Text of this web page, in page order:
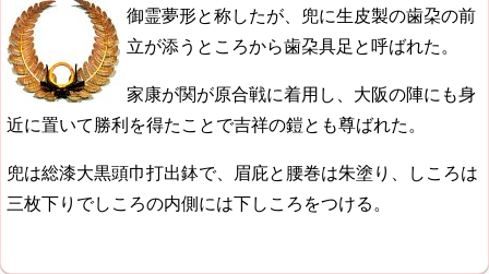
御霊夢形と称したが、兜に生皮製の歯朶の前
立が添うところから歯朶具足と呼ばれた。
家康が関が原合戦に着用し、大阪の陣にも身
近に置いて勝利を得たことで吉祥の鎧とも尊ばれた。
兜は総漆大黒頭巾打出鉢で、眉庇と腰巻は朱塗り、しころは
三枚下りでしころの内側には下しころをつける。